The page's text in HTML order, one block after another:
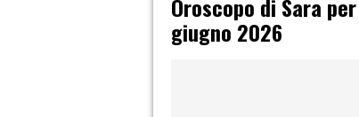
Oroscopo di Sara
giugno 2026